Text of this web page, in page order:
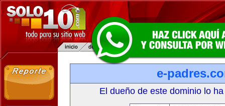
e-
El dueño de este dominio lo